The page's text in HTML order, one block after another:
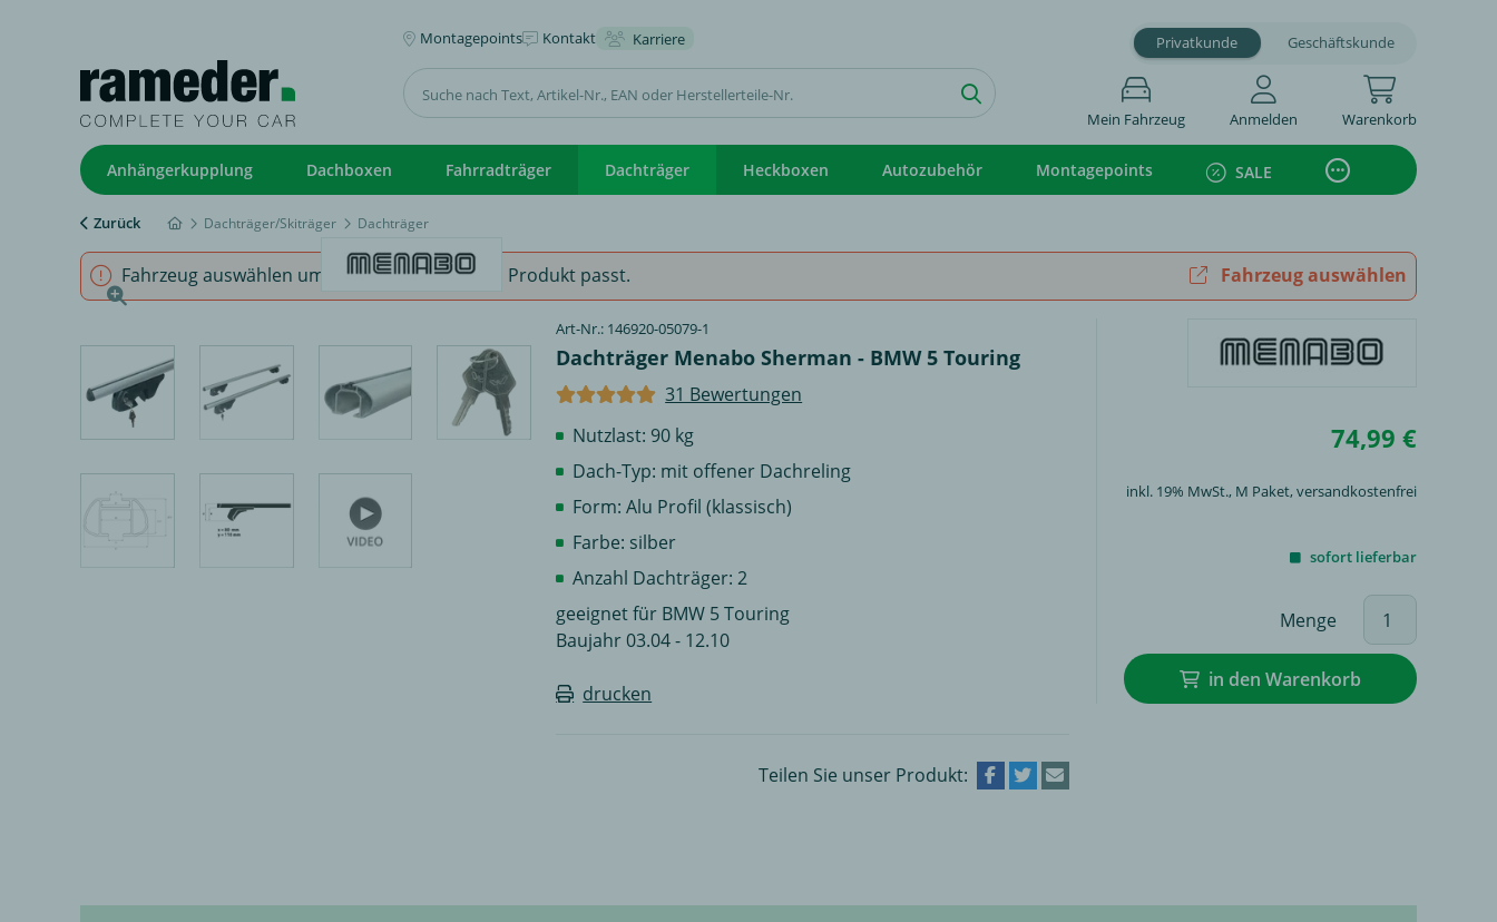
Montagepoints Kontakt Karriere Privatkunde Geschäftskunde
Mein Fahrzeug Anmelden Warenkorb
Anhängerkupplung Dachboxen Fahrradträger Dachträger Heckboxen Autozubehör Montagepoints SALE
Zurück Dachträger/Skiträger Dachträger
Fahrzeug auswählen um sicherzustellen, dass Produkt passt. Fahrzeug auswählen
Art-Nr.: 146920-05079-1
Dachträger Menabo Sherman - BMW 5 Touring
31 Bewertungen
Nutzlast: 90 kg
Dach-Typ: mit offener Dachreling
Form: Alu Profil (klassisch)
Farbe: silber
Anzahl Dachträger: 2
geeignet für BMW 5 Touring
Baujahr 03.04 - 12.10
drucken
Teilen Sie unser Produkt:
74,99 €
inkl. 19% MwSt., M Paket, versandkostenfrei
sofort lieferbar
Menge
in den Warenkorb